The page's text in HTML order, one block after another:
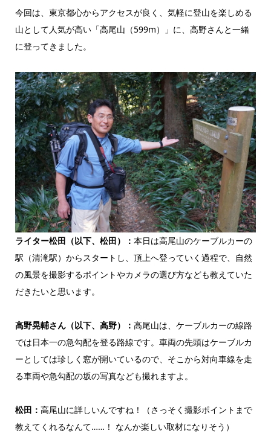
今回は、東京都心からアクセスが良く、気軽に登山を楽しめる
山として人気が高い「高尾山（599m）」に、高野さんと一緒
に登ってきました。
ライター松田（以下、松田）： 本日は高尾山のケーブルカーの
駅（清滝駅）からスタートし、頂上へ登っていく過程で、自然
の風景を撮影するポイントやカメラの選び方なども教えていた
だきたいと思います。
高野晃輔さん（以下、高野）： 高尾山は、ケーブルカーの線路
では日本一の急勾配を登る路線です。車両の先頭はケーブルカ
ーとしては珍しく窓が開いているので、そこから対向車線を走
る車両や急勾配の坂の写真なども撮れますよ。
松田： 高尾山に詳しいんですね！（さっそく撮影ポイントまで
教えてくれるなんて……！ なんか楽しい取材になりそう）